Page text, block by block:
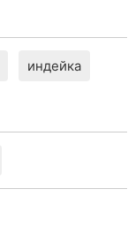
индейка